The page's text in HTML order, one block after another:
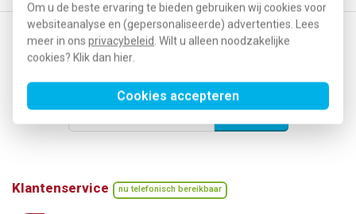
Om u de beste ervaring te bieden gebruiken wij cookies voor
websiteanalyse en (gepersonaliseerde) advertenties. Lees
meer in ons privacybeleid . Wilt u alleen noodzakelijke
cookies? Klik dan hier
Cookies accepteren
Op de hoogte blijven van acties en nieuwe
Abonneer
Klantenservice nu telefonisch bereikbaar